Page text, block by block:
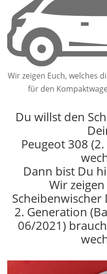
Wir zeigen Euch, welches
für den
Du willst den
Peugeot 308
Dann bist Du
Wir
2. Generation
06/2021)